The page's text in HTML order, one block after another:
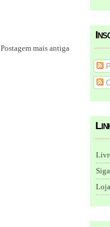
Postagem mais antiga